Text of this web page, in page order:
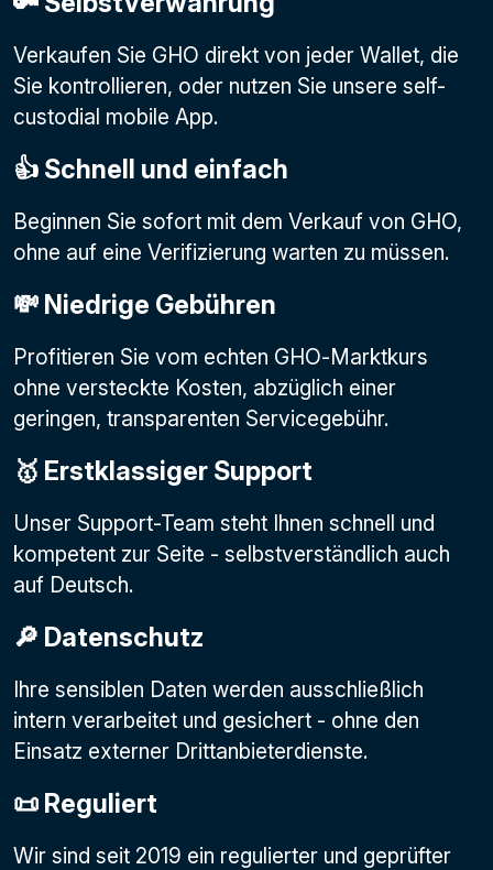
Verkaufen Sie GHO direkt von jeder Wallet, die
Sie kontrollieren, oder nutzen Sie unsere self-
custodial mobile App.
👍 Schnell und einfach
Beginnen Sie sofort mit dem Verkauf von GHO,
ohne auf eine Verifizierung warten zu müssen.
💸 Niedrige Gebühren
Profitieren Sie vom echten GHO-Marktkurs
ohne versteckte Kosten, abzüglich einer
geringen, transparenten Servicegebühr.
🥇 Erstklassiger Support
Unser Support-Team steht Ihnen schnell und
kompetent zur Seite - selbstverständlich auch
auf Deutsch.
🔎 Datenschutz
Ihre sensiblen Daten werden ausschließlich
intern verarbeitet und gesichert - ohne den
Einsatz externer Drittanbieterdienste.
📜 Reguliert
Wir sind seit 2019 ein regulierter und geprüfter